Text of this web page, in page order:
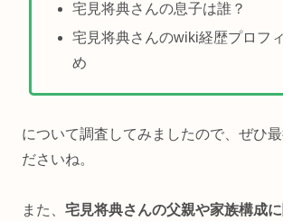
宅見将典さんの息子は誰？
宅見将典さんのwiki経歴プロフ
め
について調査してみましたので、ぜひ
ださいね。
また、 宅見将典さんの父親や家族構成